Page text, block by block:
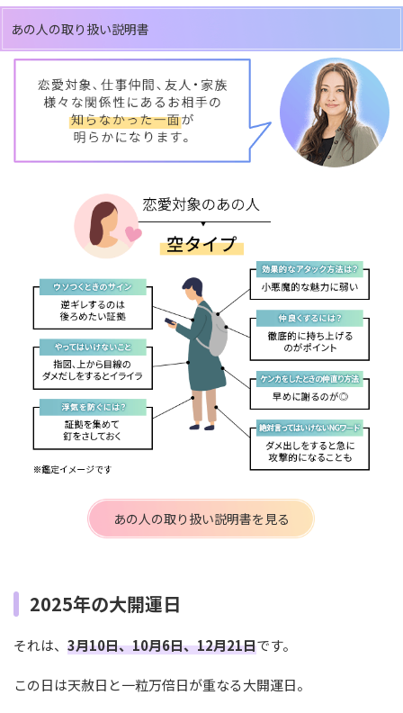
あの人の取り扱い説明書
あの人の取り扱い説明書を見る
2025年の大開運日
それは、 3月10日、10月6日、12月21日です。
この日は天赦日と一粒万倍日が重なる大開運日。